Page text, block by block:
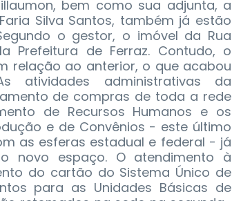
bem como sua adjunta, a
Silva Santos, também já estão
o gestor, o imóvel da Rua
Prefeitura de Ferraz. Contudo, o
relação ao anterior, o que acabou
atividades administrativas da
de compras de toda a rede
de Recursos Humanos e os
e de Convênios - este último
as esferas estadual e federal - já
novo espaço. O atendimento à
do cartão do Sistema Único de
para as Unidades Básicas de